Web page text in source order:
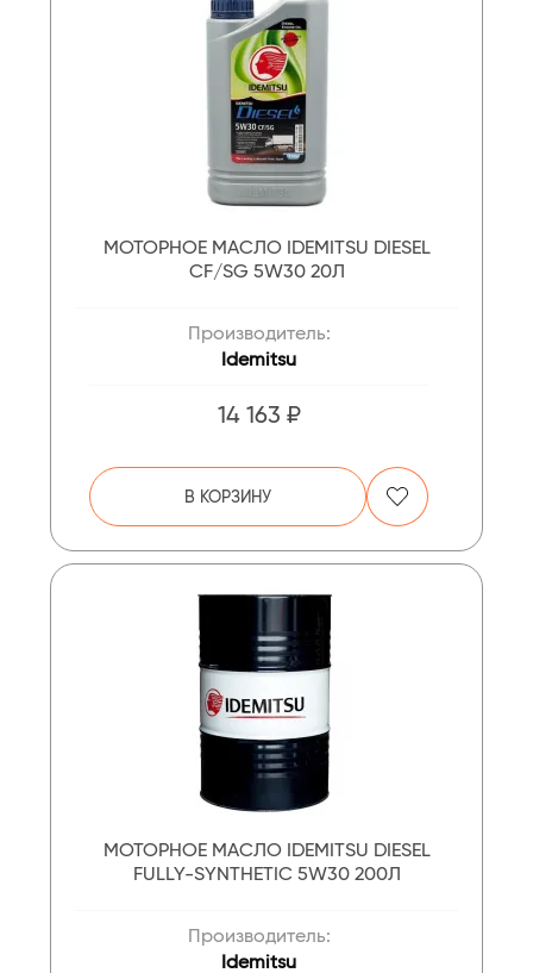
МОТОРНОЕ МАСЛО IDEMITSU DIESEL
CF/SG 5W30 20Л
Производитель:
Idemitsu
14 163 ₽
В КОРЗИНУ
МОТОРНОЕ МАСЛО IDEMITSU DIESEL
FULLY-SYNTHETIC 5W30 200Л
Производитель:
Idemitsu